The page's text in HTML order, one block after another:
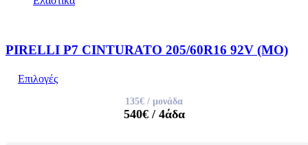
PIRELLI P7 CINTURATO 205/60R16 92V (MO)
Επιλογές
135€ / μονάδα
540€/ 4άδα